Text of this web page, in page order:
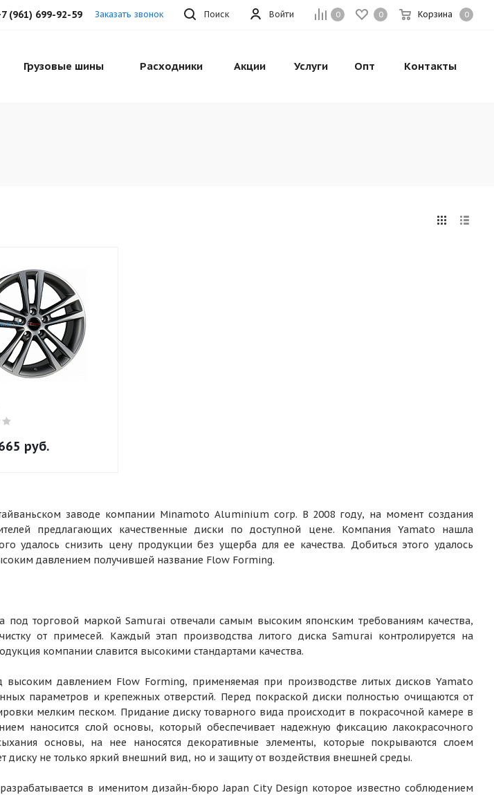
0 0 Корзина 0
Войти
Поиск
(961) 699-92-59 Заказать звонок
Грузовые шины Расходники Акции Услуги Опт Контакты
руб.
заводе компании Minamoto Aluminium corp. В 2008 году, на момент создания
предлагающих качественные диски по доступной цене. Компания Yamato нашла
удалось снизить цену продукции без ущерба для ее качества. Добиться этого удалось
давлением получившей название Flow Forming.
торговой маркой Samurai отвечали самым высоким японским требованиям качества,
от примесей. Каждый этап производства литого диска Samurai контролируется на
компании славится высокими стандартами качества.
высоким давлением Flow Forming, применяемая при производстве литых дисков Yamato
параметров и крепежных отверстий. Перед покраской диски полностью очищаются от
мелким песком. Придание диску товарного вида происходит в покрасочной камере в
наносится слой основы, который обеспечивает надежную фиксацию лакокрасочного
основы, на нее наносятся декоративные элементы, которые покрываются слоем
диску не только яркий внешний вид, но и защиту от воздействия внешней среды.
в именитом дизайн-бюро Japan City Design которое известно соблюдением